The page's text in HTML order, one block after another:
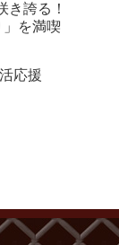
き誇る！
」を満喫
応援